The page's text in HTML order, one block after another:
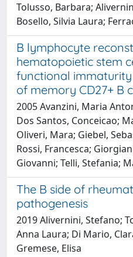
Tolusso, Barbara;
Bosello, Silvia Laura;
B lymphocyte
hematopoietic stem
functional
of memory CD27+ B
2005 Avanzini, Maria
Dos Santos, Conceicao;
Oliveri, Mara; Giebel,
Rossi, Francesca;
Giovanni; Telli, Stefania;
The B side of
pathogenesis
2019 Alivernini, Stefano;
Anna Laura; Di Mario,
Gremese, Elisa